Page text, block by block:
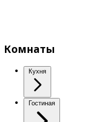
Комнаты
Кухня
Гостиная